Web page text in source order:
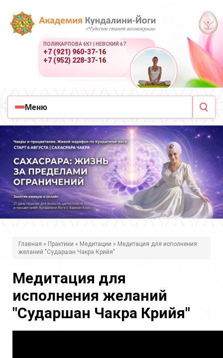
ПОЛИКАРПОВА 6К1 | НЕВСКИЙ 67
+7 (921) 960-37-16
+7 (952) 228-37-16
Меню
д
е
Главная » Практики » Медитации » Медитация для исполнения
желаний "Сударшан Чакра Крийя"
Медитация для
исполнения желаний
"Сударшан Чакра Крийя"